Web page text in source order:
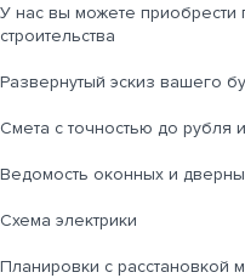
У нас вы можете
строительства
Развернутый эскиз вашего
Cмета с точностью до рубля
Ведомость оконных и
Cхема электрики
Планировки с расстановкой